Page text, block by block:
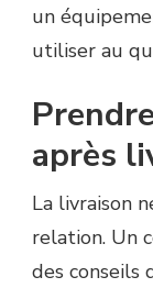
un
utiliser au
après
La livraison
relation. Un
des conseils